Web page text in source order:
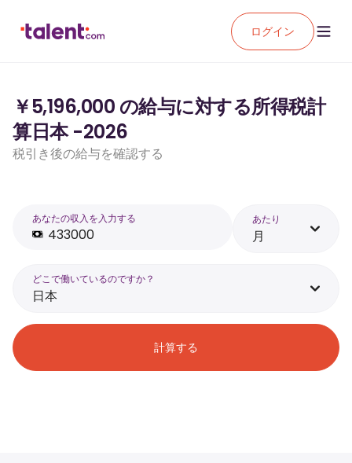
ログイン
￥5,196,000 の給与に対する所得税計
算日本 -2026
税引き後の給与を確認する
あなたの収入を入力する あたり
月
どこで働いているのですか？
日本
計算する